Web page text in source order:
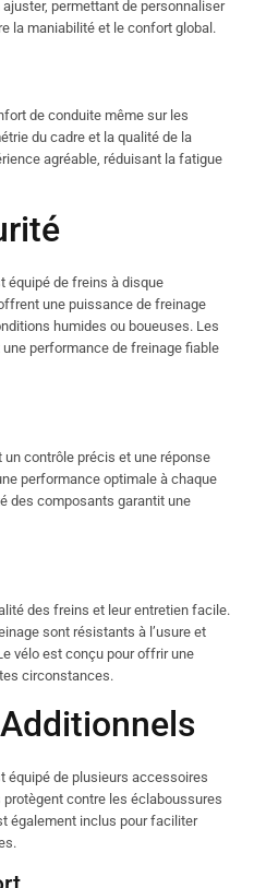
permettant de personnaliser
la maniabilité et le confort global.
de conduite même sur les
du cadre et la qualité de la
agréable, réduisant la fatigue
équipé de freins à disque
une puissance de freinage
humides ou boueuses. Les
performance de freinage fiable
contrôle précis et une réponse
performance optimale à chaque
des composants garantit une
des freins et leur entretien facile.
sont résistants à l’usure et
vélo est conçu pour offrir une
circonstances.
équipé de plusieurs accessoires
contre les éclaboussures
également inclus pour faciliter